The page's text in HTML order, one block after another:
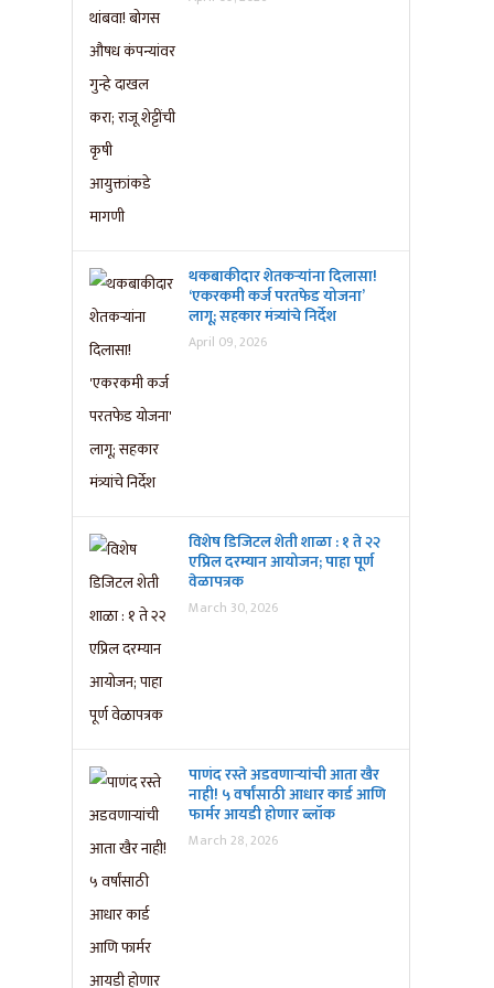
थकबाकीदार शेतकऱ्यांना दिलासा!
‘एकरकमी कर्ज परतफेड योजना’
लागू; सहकार मंत्र्यांचे निर्देश
April 09, 2026
विशेष डिजिटल शेती शाळा : १ ते २२
एप्रिल दरम्यान आयोजन; पाहा पूर्ण
वेळापत्रक
March 30, 2026
पाणंद रस्ते अडवणाऱ्यांची आता खैर
नाही! ५ वर्षांसाठी आधार कार्ड आणि
फार्मर आयडी होणार ब्लॉक
March 28, 2026